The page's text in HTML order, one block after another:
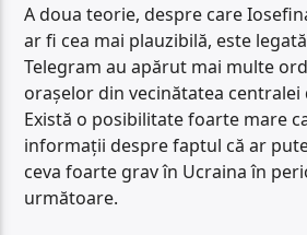
A doua teorie, despre care
ar fi cea mai plauzibilă, este
Telegram au apărut mai multe
orașelor din vecinătatea centralei
Există o posibilitate foarte mare
informații despre faptul că ar
ceva foarte grav în Ucraina în
următoare.